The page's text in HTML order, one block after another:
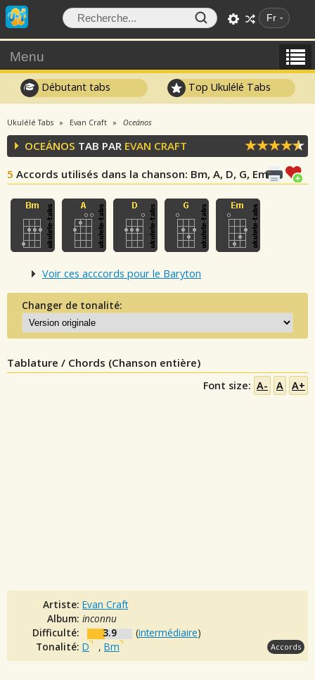
Fr
Menu
Débutant tabs Top Ukulélé Tabs
Ukulélé Tabs Evan Craft Oceános
OCEÁNOS TAB PAR EVAN CRAFT
5 Accords utilisés dans la chanson: Bm, A, D, G, Em
Voir ces acccords pour le Baryton
Changer de tonalité:
Tablature / Chords (Chanson entière)
Font size: A- A A+
Artiste: Evan Craft
Album: inconnu
Difficulté:
3.9 (intermédiaire)
Tonalité: D , Bm Accords